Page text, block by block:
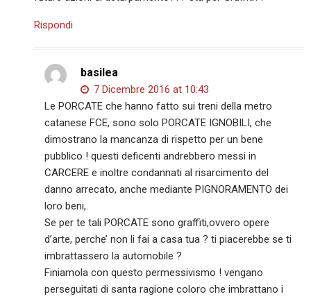
Rispondi
basilea
7 Dicembre 2016 at 10:43
Le PORCATE che hanno fatto sui treni della metro
catanese FCE, sono solo PORCATE IGNOBILI, che
dimostrano la mancanza di rispetto per un bene
pubblico ! questi deficenti andrebbero messi in
CARCERE e inoltre condannati al risarcimento del
danno arrecato, anche mediante PIGNORAMENTO dei
loro beni,.
Se per te tali PORCATE sono graffiti,ovvero opere
d’arte, perche’ non li fai a casa tua ? ti piacerebbe se ti
imbrattassero la automobile ?
Finiamola con questo permessivismo ! vengano
perseguitati di santa ragione coloro che imbrattano i